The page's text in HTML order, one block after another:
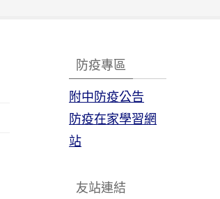
防疫專區
附中防疫公告
防疫在家學習網
站
友站連結